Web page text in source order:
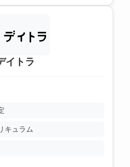
イトラ
キュラム